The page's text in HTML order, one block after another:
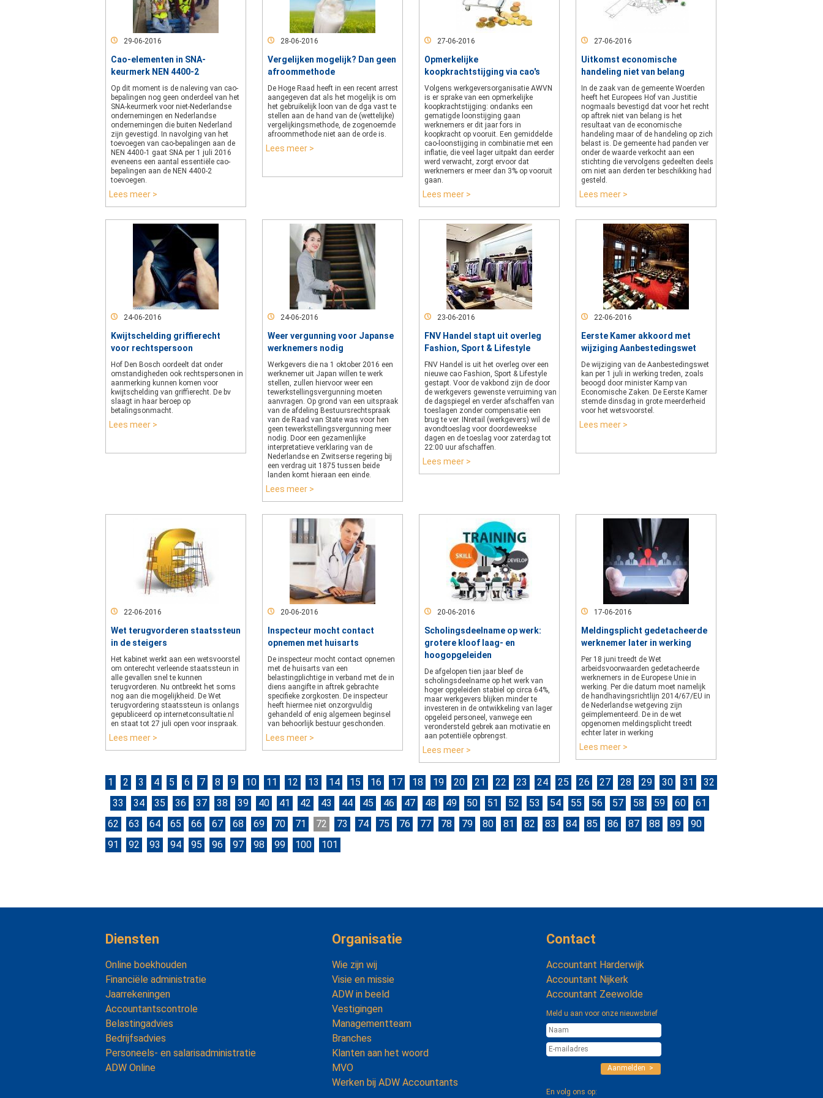
29-06-2016
Cao-elementen in SNA-
keurmerk NEN 4400-2
Op dit moment is de naleving van cao-
bepalingen nog geen onderdeel van het
SNA-keurmerk voor niet-Nederlandse
ondernemingen en Nederlandse
ondernemingen die buiten Nederland
zijn gevestigd. In navolging van het
toevoegen van cao-bepalingen aan de
NEN 4400-1 gaat SNA per 1 juli 2016
eveneens een aantal essentiële cao-
bepalingen aan de NEN 4400-2
toevoegen.
Lees meer >
28-06-2016
Vergelijken mogelijk? Dan geen
afroommethode
De Hoge Raad heeft in een recent arrest
aangegeven dat als het mogelijk is om
het gebruikelijk loon van de dga vast te
stellen aan de hand van de (wettelijke)
vergelijkingsmethode, de zogenoemde
afroommethode niet aan de orde is.
Lees meer >
27-06-2016
Opmerkelijke
koopkrachtstijging via cao's
Volgens werkgeversorganisatie AWVN
is er sprake van een opmerkelijke
koopkrachtstijging: ondanks een
gematigde loonstijging gaan
werknemers er dit jaar fors in
koopkracht op vooruit. Een gemiddelde
cao-loonstijging in combinatie met een
inflatie, die veel lager uitpakt dan eerder
werd verwacht, zorgt ervoor dat
werknemers er meer dan 3% op vooruit
gaan.
Lees meer >
27-06-2016
Uitkomst economische
handeling niet van belang
In de zaak van de gemeente Woerden
heeft het Europees Hof van Justitie
nogmaals bevestigd dat voor het recht
op aftrek niet van belang is het
resultaat van de economische
handeling maar of de handeling op zich
belast is. De gemeente had panden ver
onder de waarde verkocht aan een
stichting die vervolgens gedeelten deels
om niet aan derden ter beschikking had
gesteld.
Lees meer >
24-06-2016
Kwijtschelding griffierecht
voor rechtspersoon
Hof Den Bosch oordeelt dat onder
omstandigheden ook rechtspersonen in
aanmerking kunnen komen voor
kwijtschelding van griffierecht. De bv
slaagt in haar beroep op
betalingsonmacht.
Lees meer >
24-06-2016
Weer vergunning voor Japanse
werknemers nodig
Werkgevers die na 1 oktober 2016 een
werknemer uit Japan willen te werk
stellen, zullen hiervoor weer een
tewerkstellingsvergunning moeten
aanvragen. Op grond van een uitspraak
van de afdeling Bestuursrechtspraak
van de Raad van State was voor hen
geen tewerkstellingsvergunning meer
nodig. Door een gezamenlijke
interpretatieve verklaring van de
Nederlandse en Zwitserse regering bij
een verdrag uit 1875 tussen beide
landen komt hieraan een einde.
Lees meer >
23-06-2016
FNV Handel stapt uit overleg
Fashion, Sport & Lifestyle
FNV Handel is uit het overleg over een
nieuwe cao Fashion, Sport & Lifestyle
gestapt. Voor de vakbond zijn de door
de werkgevers gewenste verruiming van
de dagspiegel en verder afschaffen van
toeslagen zonder compensatie een
brug te ver. INretail (werkgevers) wil de
avondtoeslag voor doordeweekse
dagen en de toeslag voor zaterdag tot
22:00 uur afschaffen.
Lees meer >
22-06-2016
Eerste Kamer akkoord met
wijziging Aanbestedingswet
De wijziging van de Aanbestedingswet
kan per 1 juli in werking treden, zoals
beoogd door minister Kamp van
Economische Zaken. De Eerste Kamer
stemde dinsdag in grote meerderheid
voor het wetsvoorstel.
Lees meer >
22-06-2016
Wet terugvorderen staatssteun
in de steigers
Het kabinet werkt aan een wetsvoorstel
om onterecht verleende staatssteun in
alle gevallen snel te kunnen
terugvorderen. Nu ontbreekt het soms
nog aan die mogelijkheid. De Wet
terugvordering staatssteun is onlangs
gepubliceerd op internetconsultatie.nl
en staat tot 27 juli open voor inspraak.
Lees meer >
20-06-2016
Inspecteur mocht contact
opnemen met huisarts
De inspecteur mocht contact opnemen
met de huisarts van een
belastingplichtige in verband met de in
diens aangifte in aftrek gebrachte
specifieke zorgkosten. De inspecteur
heeft hiermee niet onzorgvuldig
gehandeld of enig algemeen beginsel
van behoorlijk bestuur geschonden.
Lees meer >
20-06-2016
Scholingsdeelname op werk:
grotere kloof laag- en
hoogopgeleiden
De afgelopen tien jaar bleef de
scholingsdeelname op het werk van
hoger opgeleiden stabiel op circa 64%,
maar werkgevers blijken minder te
investeren in de ontwikkeling van lager
opgeleid personeel, vanwege een
verondersteld gebrek aan motivatie en
aan potentiële opbrengst.
Lees meer >
17-06-2016
Meldingsplicht gedetacheerde
werknemer later in werking
Per 18 juni treedt de Wet
arbeidsvoorwaarden gedetacheerde
werknemers in de Europese Unie in
werking. Per die datum moet namelijk
de handhavingsrichtlijn 2014/67/EU in
de Nederlandse wetgeving zijn
geïmplementeerd. De in de wet
opgenomen meldingsplicht treedt
echter later in werking
Lees meer >
1 2 3 4 5 6 7 8 9 10 11 12 13 14 15 16 17 18 19 20 21 22 23 24 25 26 27 28 29 30 31
32
33
34 35 36 37 38 39 40 41 42 43 44 45 46 47 48 49 50 51 52 53 54 55 56 57 58 59 60
61
62
63 64 65 66 67 68 69 70 71 72 73 74 75 76 77 78 79 80 81 82 83 84 85 86 87 88 89
90
91
92 93 94 95 96 97 98 99 100 101
Diensten
Online boekhouden
Financiële administratie
Jaarrekeningen
Accountantscontrole
Belastingadvies
Bedrijfsadvies
Personeels- en salarisadministratie
ADW Online
Organisatie
Wie zijn wij
Visie en missie
ADW in beeld
Vestigingen
Managementteam
Branches
Klanten aan het woord
MVO
Werken bij ADW Accountants
Contact
Accountant Harderwijk
Accountant Nijkerk
Accountant Zeewolde
Meld u aan voor onze nieuwsbrief
Aanmelden >
En volg ons op: